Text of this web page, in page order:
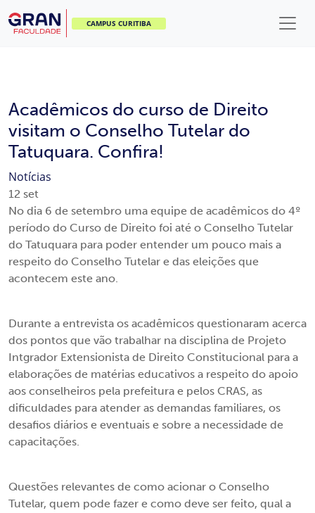
CAMPUS CURITIBA
Acadêmicos do curso de Direito
visitam o Conselho Tutelar do
Tatuquara. Confira!
Notícias
12 set
No dia 6 de setembro uma equipe de acadêmicos do 4º
período do Curso de Direito foi até o Conselho Tutelar
do Tatuquara para poder entender um pouco mais a
respeito do Conselho Tutelar e das eleições que
acontecem este ano.
Durante a entrevista os acadêmicos questionaram acerca
dos pontos que vão trabalhar na disciplina de Projeto
Intgrador Extensionista de Direito Constitucional para a
elaborações de matérias educativos a respeito do apoio
aos conselheiros pela prefeitura e pelos CRAS, as
dificuldades para atender as demandas familiares, os
desafios diários e eventuais e sobre a necessidade de
capacitações.
Questões relevantes de como acionar o Conselho
Tutelar, quem pode fazer e como deve ser feito, qual a